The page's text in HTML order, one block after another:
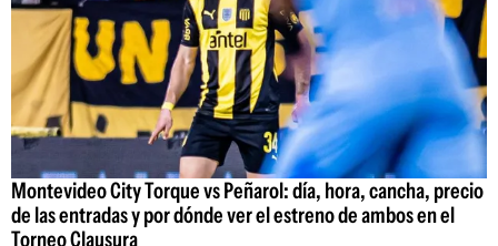
Montevideo City Torque vs Peñarol: día, hora, cancha, precio
de las entradas y por dónde ver el estreno de ambos en el
Torneo Clausura